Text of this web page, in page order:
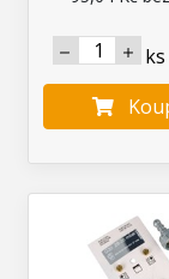
ks